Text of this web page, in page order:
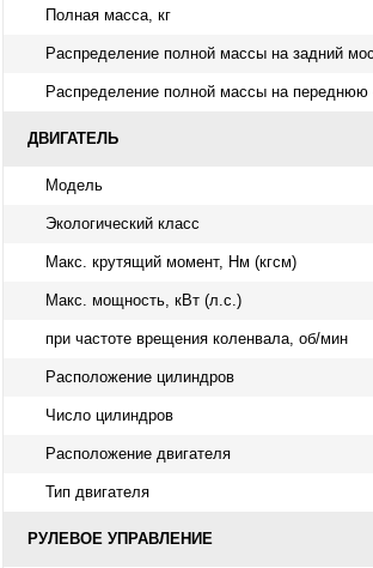
Полная масса, кг
Распределение полной массы на задний
Распределение полной массы на переднюю
ДВИГАТЕЛЬ
Модель
Экологический класс
Макс. крутящий момент, Нм (кгсм)
Макс. мощность, кВт (л.с.)
при частоте врещения коленвала, об/мин
Расположение цилиндров
Число цилиндров
Расположение двигателя
Тип двигателя
РУЛЕВОЕ УПРАВЛЕНИЕ